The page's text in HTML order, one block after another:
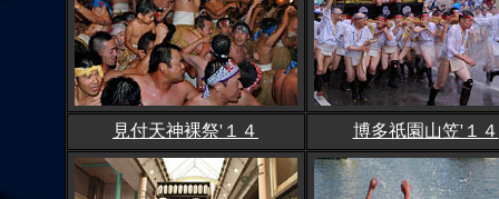
見付天神裸祭'１４ 博多祇園山笠'１４